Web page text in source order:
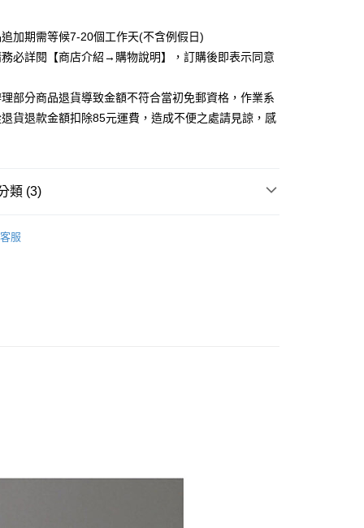
滿NT$1,200(含以上)免運費
貨
滿NT$1,200(含以上)免運費
貨
加期需等候7-20個工作天(不含例假日)
必詳閱【商店介紹→購物說明】，訂購後即表示同意
部分商品退貨導致金額不符合當初免郵資格，作業系
貨退款金額扣除85元運費，造成不便之處請見諒，感
類 (3)
客服